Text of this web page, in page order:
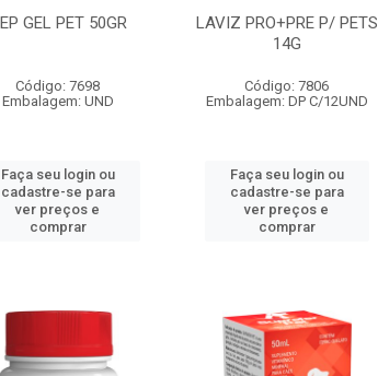
GEL PET 50GR
Código: 7698
Embalagem: UND
Faça seu login ou
cadastre-se para
ver preços e
comprar
LAVIZ PRO+PRE P/ PETS
14G
Código: 7806
Embalagem: DP C/12UND
Faça seu login ou
cadastre-se para
ver preços e
comprar